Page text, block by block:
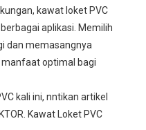
kawat loket PVC
aplikasi. Memilih
dan memasangnya
optimal bagi
kali ini, nntikan artikel
Kawat Loket PVC